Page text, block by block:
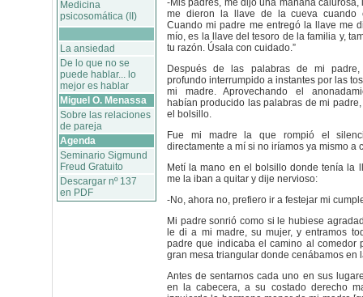
Medicina
psicosomática (II)
La ansiedad
De lo que no se
puede hablar... lo
mejor es hablar
Miguel O. Menassa
Sobre las relaciones
de pareja
Agenda
Seminario Sigmund
Freud Gratuito
Descargar nº 137
en PDF
-Mis padres, me dijo una mañana calurosa,
me dieron la llave de la cueva cuando
Cuando mi padre me entregó la llave me
mío, es la llave del tesoro de la familia y,
tu razón. Úsala con cuidado.”
Después de las palabras de mi
profundo interrumpido a instantes por las
mi madre. Aprovechando el
habían producido las palabras de mi
el bolsillo.
Fue mi madre la que rompió el
directamente a mí si no iríamos ya mismo a
Metí la mano en el bolsillo donde tenía la
me la iban a quitar y dije nervioso:
-No, ahora no, prefiero ir a festejar mi
Mi padre sonrió como si le hubiese
le di a mi madre, su mujer, y entramos
padre que indicaba el camino al comedor
gran mesa triangular donde cenábamos en
Antes de sentarnos cada uno en sus
en la cabecera, a su costado derecho